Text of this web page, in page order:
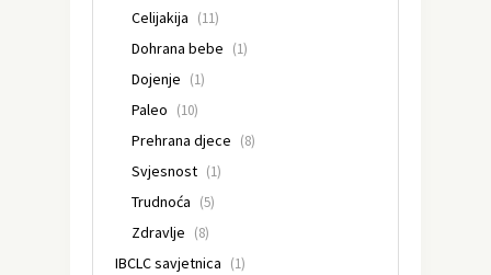
Celijakija (11)
Dohrana bebe (1)
Dojenje (1)
Paleo (10)
Prehrana djece (8)
Svjesnost (1)
Trudnoća (5)
Zdravlje (8)
IBCLC savjetnica (1)